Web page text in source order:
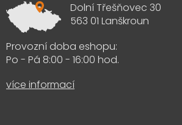
Dolní Třešňovec 30
563 01 Lanškroun
Provozní doba eshopu:
Po - Pá 8:00 - 16:00 hod.
více informací